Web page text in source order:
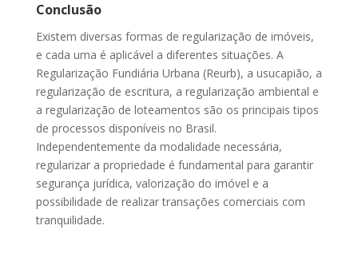
Conclusão
Existem diversas formas de regularização de imóveis,
e cada uma é aplicável a diferentes situações. A
Regularização Fundiária Urbana (Reurb), a usucapião, a
regularização de escritura, a regularização ambiental e
a regularização de loteamentos são os principais tipos
de processos disponíveis no Brasil.
Independentemente da modalidade necessária,
regularizar a propriedade é fundamental para garantir
segurança jurídica, valorização do imóvel e a
possibilidade de realizar transações comerciais com
tranquilidade.